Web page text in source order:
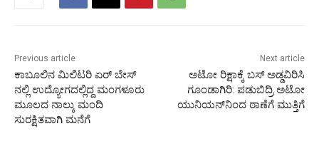
Previous article
ಕಾಬೂಲಿನ ಮಿಲಿಟರಿ ಏರ್ ಬೇಸ್
ನಲ್ಲಿ ಉದ್ಯೋಗದಲ್ಲಿದ್ದ ಮಂಗಳೂರು
ಮೂಲದ ನಾಲ್ಕು ಮಂದಿ
ಸುರಕ್ಷಿತವಾಗಿ ಮನೆಗೆ
Next article
ಅಟೋ ರಿಕ್ಷಾಕ್ಕೆ ಬಸ್ ಅಡ್ಡವಿರಿಸಿ
ಗೂಂಡಾಗಿರಿ: ಪಡುಬಿದ್ರಿ ಅಟೋ
ಯುನಿಯನ್‌ನಿಂದ ಠಾಣೆಗೆ ಮುತ್ತಿಗೆ